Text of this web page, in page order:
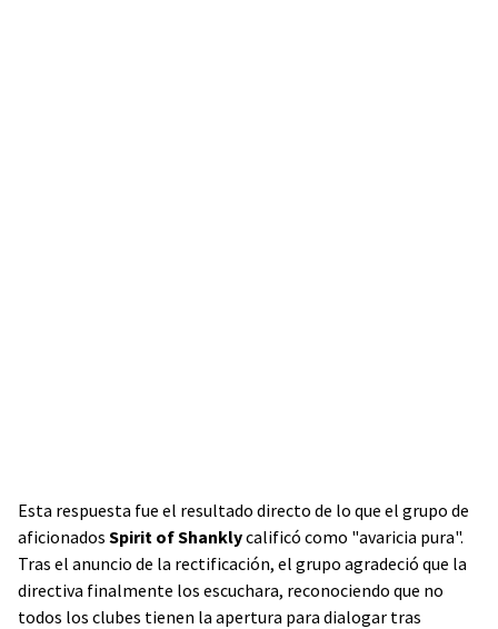
Esta respuesta fue el resultado directo de lo que el grupo de
aficionados Spirit of Shanklycalificó como "avaricia pura".
Tras el anuncio de la rectificación, el grupo agradeció que la
directiva finalmente los escuchara, reconociendo que no
todos los clubes tienen la apertura para dialogar tras